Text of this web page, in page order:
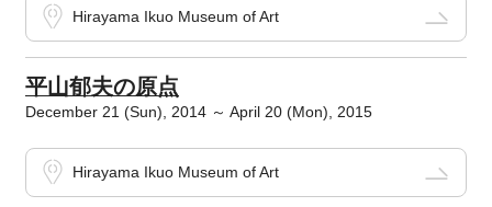
Hirayama Ikuo Museum of Art
平山郁夫の原点
December 21 (Sun), 2014 ～ April 20 (Mon), 2015
Hirayama Ikuo Museum of Art